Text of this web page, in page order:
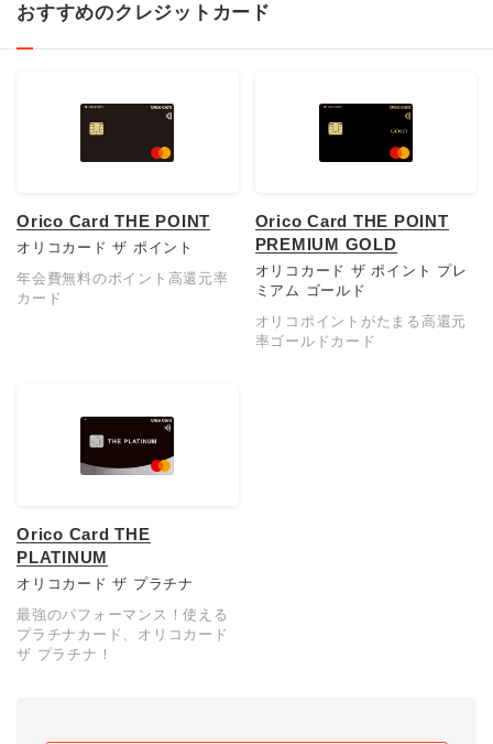
おすすめのクレジットカード
Orico Card THE POINT
オリコカード ザ ポイント
年会費無料のポイント高還元率
カード
Orico Card THE POINT
PREMIUM GOLD
オリコカード ザ ポイント プレ
ミアム ゴールド
オリコポイントがたまる高還元
率ゴールドカード
Orico Card THE
PLATINUM
オリコカード ザ プラチナ
最強のパフォーマンス！使える
プラチナカード、オリコカード
ザ プラチナ！